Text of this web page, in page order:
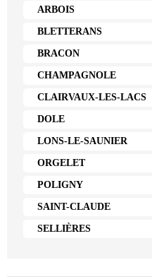
ARBOIS
BLETTERANS
BRACON
CHAMPAGNOLE
CLAIRVAUX-LES-LACS
DOLE
LONS-LE-SAUNIER
ORGELET
POLIGNY
SAINT-CLAUDE
SELLIÈRES